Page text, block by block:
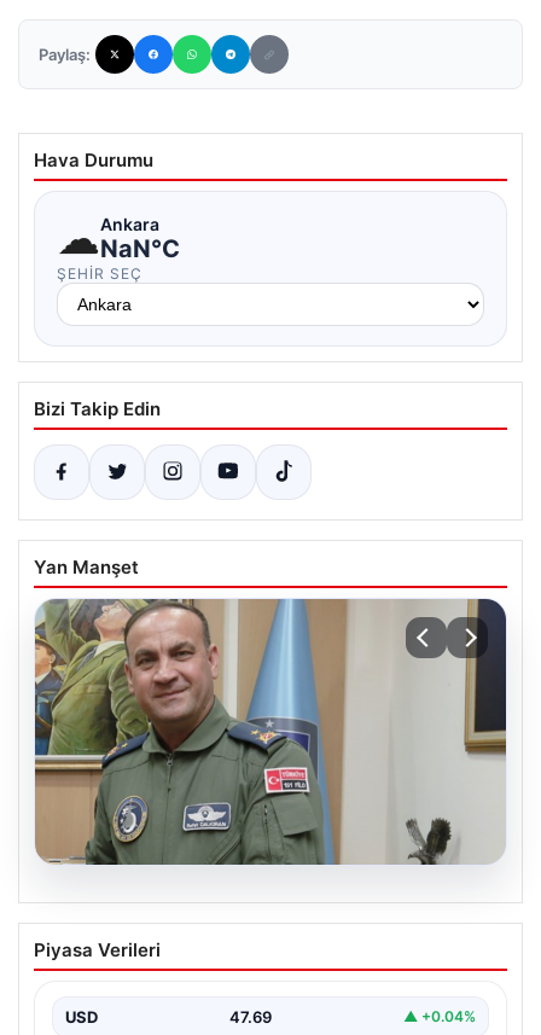
Paylaş:
Hava Durumu
☁Ankara
NaN°C
ŞEHIR SEÇ
Bizi Takip Edin
Yan Manşet
Rafet Dalkıran kimdir? Yeni Hava
Kuvvetleri Komutanı Rafet Dalkıran’ın
Piyasa Verileri
USD 47.69 ▲ +0.04%